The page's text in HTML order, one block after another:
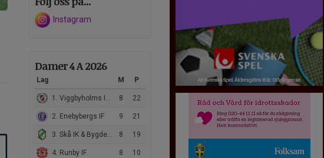
Instagram
Damer 4 A 2026
Lag M P
1. Viggbyholms IK FF 8 22
2. Enebybergs IF 9 21
3. Skå IK & Bygdegård 8 19
4. Runby IF 8 10